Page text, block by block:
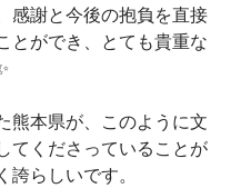
感謝と今後の抱負を直接
とができ、とても貴重な
熊本県が、このように文
てくださっていることが
誇らしいです。